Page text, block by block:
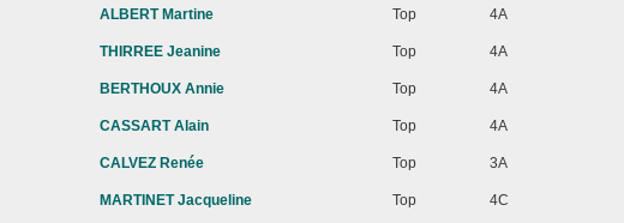
ALBERT Martine Top 4A
THIRREE Jeanine Top 4A
BERTHOUX Annie Top 4A
CASSART Alain Top 4A
CALVEZ Renée Top 3A
MARTINET Jacqueline Top 4C